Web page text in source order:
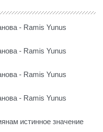
- Ramis Yunus
- Ramis Yunus
- Ramis Yunus
- Ramis Yunus
истинное значение